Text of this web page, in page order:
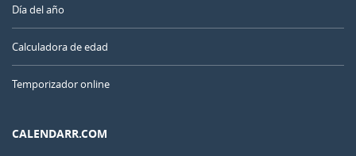
Día del año
Calculadora de edad
Temporizador online
CALENDARR.COM